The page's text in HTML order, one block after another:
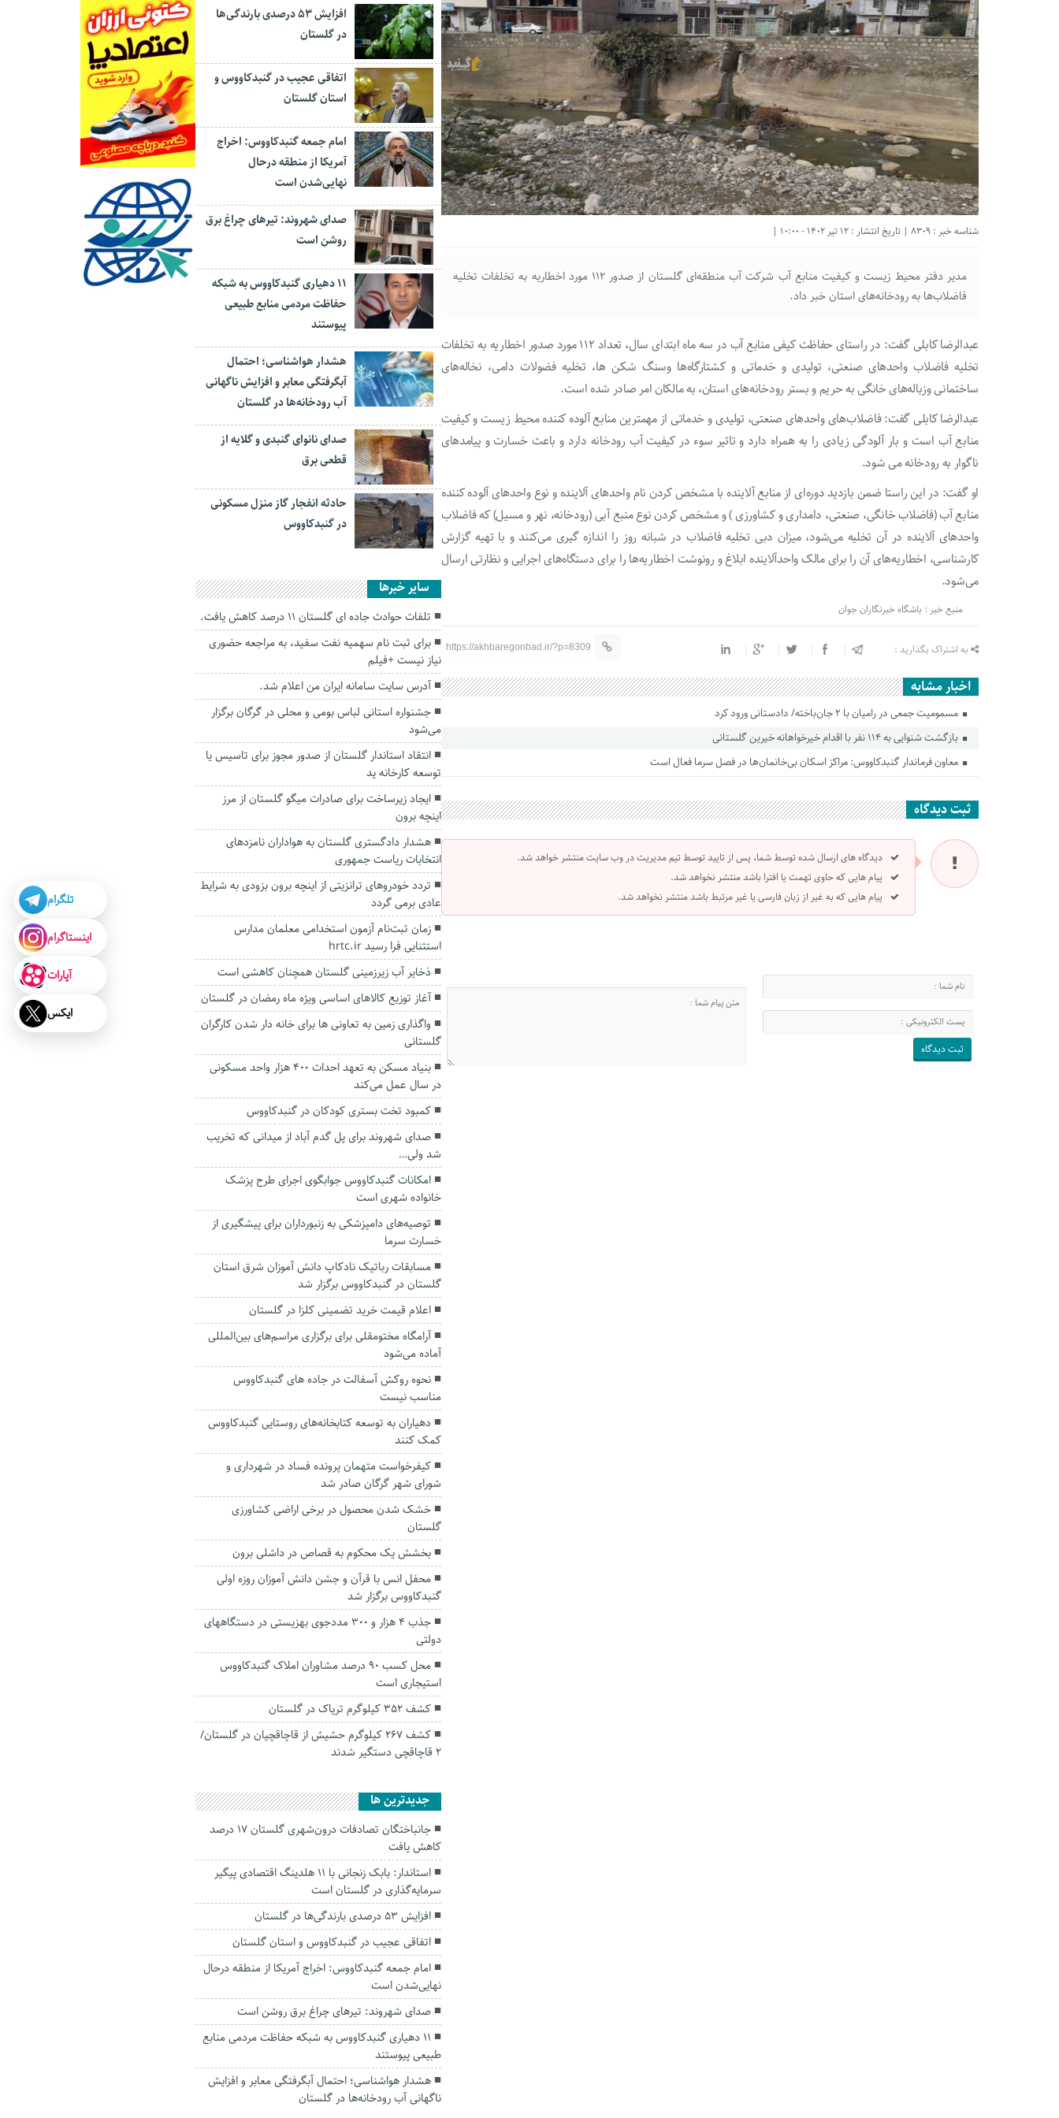
شناسه خبر : 8309 | تاریخ انتشار : 12 تیر 1402 - 10:00 |
مدیر دفتر محیط زیست و کیفیت منابع آب شرکت آب منطقه‌ای گلستان از صدور ۱۱۲ مورد اخطاریه به تخلفات تخلیه
فاضلاب‌ها به رودخانه‌های استان خبر داد.
عبدالرضا کابلی گفت: در راستای حفاظت کیفی منابع آب در سه ماه ابتدای سال، تعداد ۱۱۲ مورد صدور اخطاریه به تخلفات
تخلیه فاضلاب واحد‌های صنعتی، تولیدی و خدماتی و کشتارگاه‌ها وسنگ شکن ها، تخلیه فضولات دامی، نخاله‌های
ساختمانی وزباله‌های خانگی به حریم و بستر رودخانه‌های استان، به مالکان امر صادر شده است.
عبدالرضا کابلی گفت: فاضلاب‌های واحد‌های صنعتی، تولیدی و خدماتی از مهمترین منابع آلوده کننده محیط زیست و کیفیت
منابع آب است و بار آلودگی زیادی را به همراه دارد و تاثیر سوء در کیفیت آب رودخانه دارد و باعث خسارت و پیامد‌های
ناگوار به رودخانه می‌ شود.
او گفت: در این راستا ضمن بازدید دوره‌ای از منابع آلاینده با مشخص کردن نام واحد‌های آلاینده و نوع واحد‌های آلوده کننده
منابع آب (فاضلاب خانگی، صنعتی، دامداری و کشاورزی ) و مشخص کردن نوع منبع آبی (رودخانه، نهر و مسیل) که فاضلاب
واحد‌های آلاینده در آن تخلیه می‌شود، میزان دبی تخلیه فاضلاب در شبانه روز را اندازه گیری می‌کنند و با تهیه گزارش
کارشناسی، اخطاریه‌های آن را برای مالک واحدآلاینده ابلاغ و رونوشت اخطاریه‌ها را برای دستگاه‌های اجرایی و نظارتی ارسال
می‌شود.
منبع خبر : باشگاه خبرنگاران جوان
به اشتراک بگذارید : https://akhbaregonbad.ir/?p=8309
اخبار مشابه
مسمومیت جمعی در رامیان با ۲ جان‌باخته/ دادستانی ورود کرد
بازگشت شنوایی به ۱۱۴ نفر با اقدام خیرخواهانه خیرین گلستانی
معاون فرماندار گنبدکاووس: مراکز اسکان بی‌خانمان‌ها در فصل سرما فعال است
ثبت دیدگاه
دیدگاه های ارسال شده توسط شما، پس از تایید توسط تیم مدیریت در وب سایت منتشر خواهد شد.
پیام هایی که حاوی تهمت یا افترا باشد منتشر نخواهد شد.
پیام هایی که به غیر از زبان فارسی یا غیر مرتبط باشد منتشر نخواهد شد.
افزایش ۵۳ درصدی بارندگی‌ها
در گلستان
اتفاقی عجیب در‌ گنبدکاووس و
استان گلستان
امام جمعه گنبدکاووس: اخراج
آمریکا از منطقه درحال
نهایی‌شدن است
صدای شهروند: تیرهای چراغ برق
روشن است
۱۱ دهیاری گنبدکاووس به شبکه
حفاظت مردمی منابع طبیعی
پیوستند
هشدار هواشناسی؛ احتمال
آبگرفتگی معابر و افزایش ناگهانی
آب رودخانه‌ها در گلستان
صدای نانوای گنبدی و گلایه از
قطعی برق
حادثه انفجار گاز منزل مسکونی
در گنبدکاووس
سایر خبرها
تلفات حوادث جاده ای گلستان ۱۱ درصد کاهش یافت.
برای ثبت نام سهمیه نفت سفید، به مراجعه حضوری
نیاز نیست +فیلم
آدرس سایت سامانه ایران من اعلام شد.
جشنواره استانی لباس بومی و محلی در گرگان برگزار
می‌شود
انتقاد استاندار گلستان از صدور مجوز برای تاسیس یا
توسعه کارخانه ید
ایجاد زیرساخت برای صادرات میگو گلستان از مرز
اینچه برون
هشدار دادگستری گلستان‌ به هواداران نامزدهای
انتخابات ریاست جمهوری
تردد خودروهای ترانزیتی از اینچه برون بزودی به شرایط
عادی برمی گردد
زمان ثبت‌نام آزمون استخدامی معلمان مدارس
استثنایی فرا رسید hrtc.ir
ذخایر آب زیرزمینی گلستان همچنان کاهشی است
آغاز توزیع کالا‌های اساسی ویژه ماه رمضان در گلستان
واگذاری زمین به تعاونی ها برای خانه دار شدن کارگران
گلستانی
بنیاد مسکن به تعهد احداث ۴۰۰ هزار واحد مسکونی
در سال عمل می‌کند
کمبود تخت بستری کودکان در گنبدکاووس
صدای شهروند برای پل گدم آباد از میدانی که تخریب
شد ولی…
امکانات گنبدکاووس جوابگوی اجرای طرح پزشک
خانواده شهری است
توصیه‌های دامپزشکی به زنبورداران برای پیشگیری از
خسارت سرما
مسابقات رباتیک نادکاپ دانش آموزان شرق استان
گلستان در گنبدکاووس برگزار شد
اعلام قیمت خرید تضمینی کلزا در گلستان
آرامگاه مختومقلی برای برگزاری مراسم‌های بین‌المللی
آماده می‌شود
نحوه روکش آسفالت در جاده های گنبدکاووس
مناسب نیست
دهیاران به توسعه کتابخانه‌های روستایی گنبدکاووس
کمک کنند
کیفرخواست متهمان پرونده فساد در شهرداری و
شورای شهر گرگان صادر شد
خشک شدن محصول در برخی اراضی کشاورزی
گلستان
بخشش یک محکوم به قصاص در داشلی برون
محفل انس با قرآن و جشن دانش آموزان روزه اولی
گنبدکاووس برگزار شد
جذب ۴ هزار و ۳۰۰ مددجوی بهزیستی در دستگاههای
دولتی
محل کسب ۹۰ درصد مشاوران املاک گنبدکاووس
استیجاری است
کشف ۳۵۲ کیلوگرم تریاک در گلستان
کشف ۲۶۷ کیلوگرم حشیش از قاچاقچیان در گلستان/
۲ قاچاقچی دستگیر شدند
جديدترين ها
جانباختگان تصادفات درون‌شهری گلستان ۱۷ درصد
کاهش یافت
استاندار: بابک زنجانی با ۱۱ هلدینگ اقتصادی پیگیر
سرمایه‌گذاری در گلستان است
افزایش ۵۳ درصدی بارندگی‌ها در گلستان
اتفاقی عجیب در‌ گنبدکاووس و استان گلستان
امام جمعه گنبدکاووس: اخراج آمریکا از منطقه درحال
نهایی‌شدن است
صدای شهروند: تیرهای چراغ برق روشن است
۱۱ دهیاری گنبدکاووس به شبکه حفاظت مردمی منابع
طبیعی پیوستند
هشدار هواشناسی؛ احتمال آبگرفتگی معابر و افزایش
ناگهانی آب رودخانه‌ها در گلستان
تلگرام
اینستاگرام
آپارات
ایکس